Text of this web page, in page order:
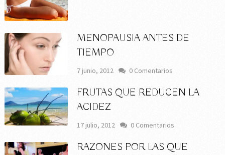
MENOPAUSIA ANTES DE
TIEMPO
7 junio, 2012 0 Comentarios
FRUTAS QUE REDUCEN LA
ACIDEZ
17 julio, 2012 0 Comentarios
RAZONES POR LAS QUE